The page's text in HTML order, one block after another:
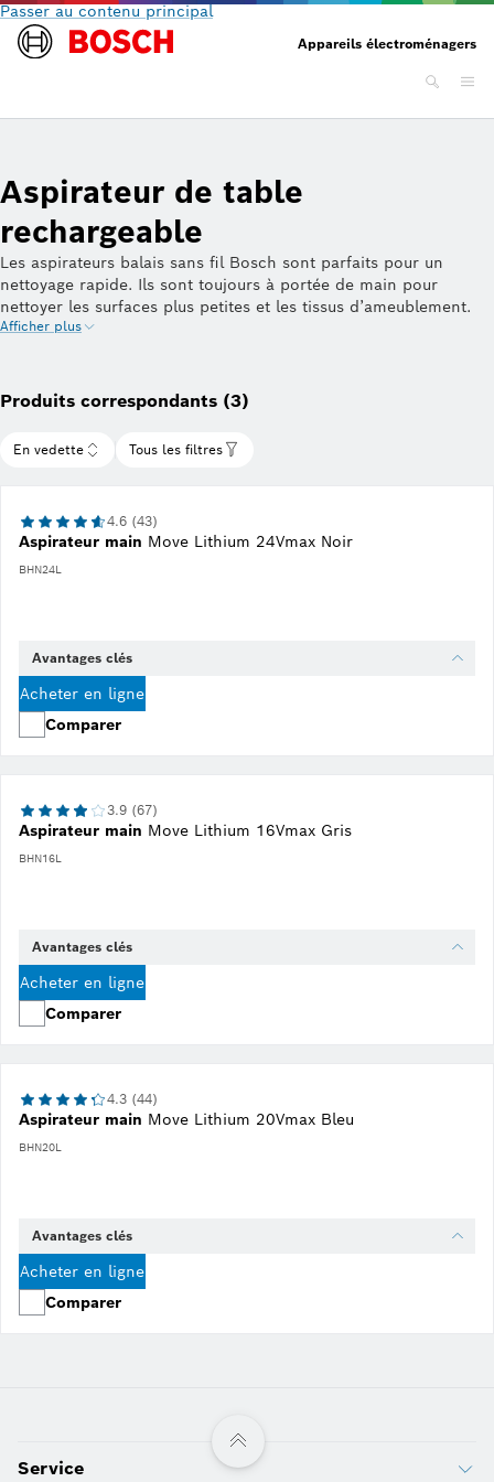
Passer au contenu principal
Appareils électroménagers
Aspirateur de table
rechargeable
Les aspirateurs balais sans fil Bosch sont parfaits pour un
nettoyage rapide. Ils sont toujours à portée de main pour
nettoyer les surfaces plus petites et les tissus d’ameublement.
Jetez un œil dès maintenant.
Afficher plus
Produits correspondants (3)
En vedette Tous les filtres
Aspirateur main Move Lithium 24Vmax Noir
BHN24L
4.6 (43)
Avantages clés
Acheter en ligne
Comparer
Aspirateur main Move Lithium 16Vmax Gris
BHN16L
3.9 (67)
Avantages clés
Acheter en ligne
Comparer
Aspirateur main Move Lithium 20Vmax Bleu
BHN20L
4.3 (44)
Avantages clés
Acheter en ligne
Comparer
Service